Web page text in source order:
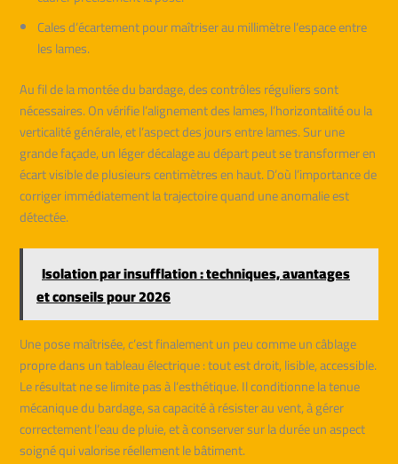
Cales d’écartement pour maîtriser au millimètre l’espace entre
les lames.
Au fil de la montée du bardage, des contrôles réguliers sont
nécessaires. On vérifie l’alignement des lames, l’horizontalité ou la
verticalité générale, et l’aspect des jours entre lames. Sur une
grande façade, un léger décalage au départ peut se transformer en
écart visible de plusieurs centimètres en haut. D’où l’importance de
corriger immédiatement la trajectoire quand une anomalie est
détectée.
Isolation par insufflation : techniques, avantages
et conseils pour 2026
Une pose maîtrisée, c’est finalement un peu comme un câblage
propre dans un tableau électrique : tout est droit, lisible, accessible.
Le résultat ne se limite pas à l’esthétique. Il conditionne la tenue
mécanique du bardage, sa capacité à résister au vent, à gérer
correctement l’eau de pluie, et à conserver sur la durée un aspect
soigné qui valorise réellement le bâtiment.